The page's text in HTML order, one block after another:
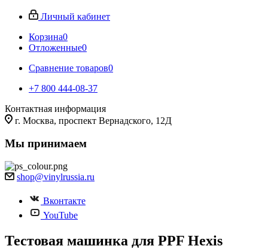
Личный кабинет
Корзина0
Отложенные0
Сравнение товаров0
+7 800 444-08-37
Контактная информация
г. Москва, проспект Вернадского, 12Д
Мы принимаем
shop@vinylrussia.ru
Вконтакте
YouTube
Тестовая машинка для PPF Hexis